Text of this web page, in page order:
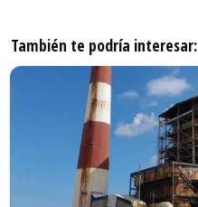
También te podría interesar: